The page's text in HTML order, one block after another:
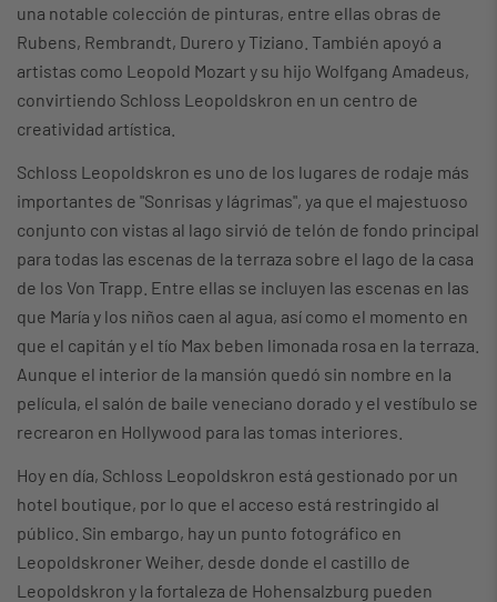
una notable colección de pinturas, entre ellas obras de
Rubens, Rembrandt, Durero y Tiziano. También apoyó a
artistas como Leopold Mozart y su hijo Wolfgang Amadeus,
convirtiendo Schloss Leopoldskron en un centro de
creatividad artística.
Schloss Leopoldskron es uno de los lugares de rodaje más
importantes de "Sonrisas y lágrimas", ya que el majestuoso
conjunto con vistas al lago sirvió de telón de fondo principal
para todas las escenas de la terraza sobre el lago de la casa
de los Von Trapp. Entre ellas se incluyen las escenas en las
que María y los niños caen al agua, así como el momento en
que el capitán y el tío Max beben limonada rosa en la terraza.
Aunque el interior de la mansión quedó sin nombre en la
película, el salón de baile veneciano dorado y el vestíbulo se
recrearon en Hollywood para las tomas interiores.
Hoy en día, Schloss Leopoldskron está gestionado por un
hotel boutique, por lo que el acceso está restringido al
público. Sin embargo, hay un punto fotográfico en
Leopoldskroner Weiher, desde donde el castillo de
Leopoldskron y la fortaleza de Hohensalzburg pueden